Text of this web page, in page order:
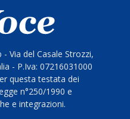
Via del Casale Strozzi,
- P.Iva: 07216031000
questa testata dei
n°250/1990 e
e integrazioni.